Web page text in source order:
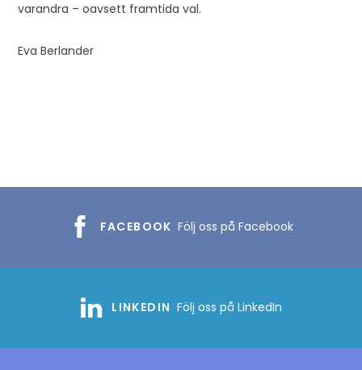
varandra – oavsett framtida val.
Eva Berlander
FACEBOOK Följ oss på Facebook
LINKEDIN Följ oss på LinkedIn